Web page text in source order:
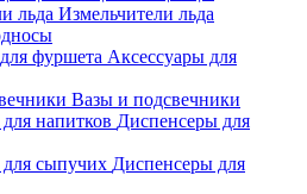
Измельчители льда
Аксессуары для
Вазы и подсвечники
Диспенсеры для
Диспенсеры для